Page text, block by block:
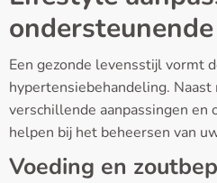
Een gezonde levensstijl vormt
hypertensiebehandeling. Naast
verschillende aanpassingen en
helpen bij het beheersen van
Voeding en